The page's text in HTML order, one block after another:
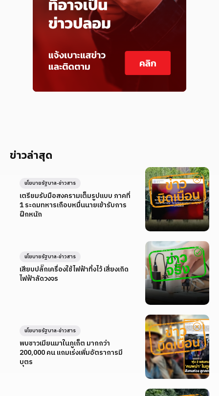
ข่าวล่าสุด
เตรียมรับมือสงครามเต็มรูปแบบ ภาคที่
1 ระดมทหารเกือบหมื่นนายเข้ารับการ
ฝึกหนัก
นโยบายรัฐบาล-ข่าวสาร
เสียบปลั๊กเครื่องใช้ไฟฟ้าทิ้งไว้ เสี่ยงเกิด
ไฟฟ้าลัดวงจร
นโยบายรัฐบาล-ข่าวสาร
พบชาวเมียนมาในภูเก็ต มากกว่า
200,000 คน แถมเร่งเพิ่มอัตราการมี
บุตร
นโยบายรัฐบาล-ข่าวสาร